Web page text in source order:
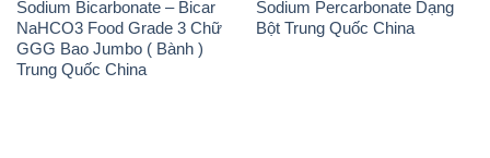
Sodium Bicarbonate – Bicar
NaHCO3 Food Grade 3 Chữ
GGG Bao Jumbo ( Bành )
Trung Quốc China
Sodium Percarbonate Dạng
Bột Trung Quốc China